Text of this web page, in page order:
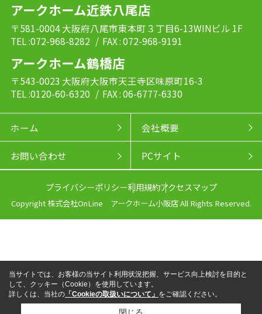
アークホーム近鉄八尾店
〒581-0004 大阪府八尾市東本町３丁目6-13WINビル 1F
TEL :072-968-8282 / FAX : 072-968-9191
アークホーム鶴橋店
〒543-0023 大阪府大阪市天王寺区味原町16-3
TEL :0120-60-6320 / FAX : 06-6777-6330
ホーム 会社概要
お問い合わせ PCサイト
プライバシーポリシー利用規約アクセスマップ
Copyright 株式会社OnLine アークホーム小阪店 All Rights Reserved.
当サイトでは、お客様の当サイト利用状況把握、サービス向上検討を目的と
して、クッキー（Cookie）を使用しています。
詳しくは、当社の 「Cookieの取扱いについて」 をご確認ください。